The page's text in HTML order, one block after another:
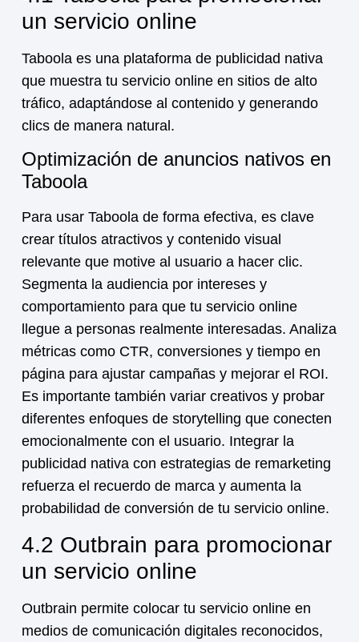
un servicio online
Taboola es una plataforma de publicidad nativa
que muestra tu servicio onlineen sitios de alto
tráfico, adaptándose al contenido y generando
clics de manera natural.
Optimización de anuncios nativos en
Taboola
Para usar Taboola de forma efectiva, es clave
crear títulos atractivos y contenido visual
relevante que motive al usuario a hacer clic.
Segmenta la audiencia por intereses y
comportamiento para que tu servicio online
llegue a personas realmente interesadas. Analiza
métricas como CTR, conversiones y tiempo en
página para ajustar campañas y mejorar el ROI.
Es importante también variar creativos y probar
diferentes enfoques de storytelling que conecten
emocionalmente con el usuario. Integrar la
publicidad nativa con estrategias de remarketing
refuerza el recuerdo de marca y aumenta la
probabilidad de conversión de tu servicio online.
4.2 Outbrain para promocionar
un servicio online
Outbrain permite colocar tu servicio onlineen
medios de comunicación digitales reconocidos,